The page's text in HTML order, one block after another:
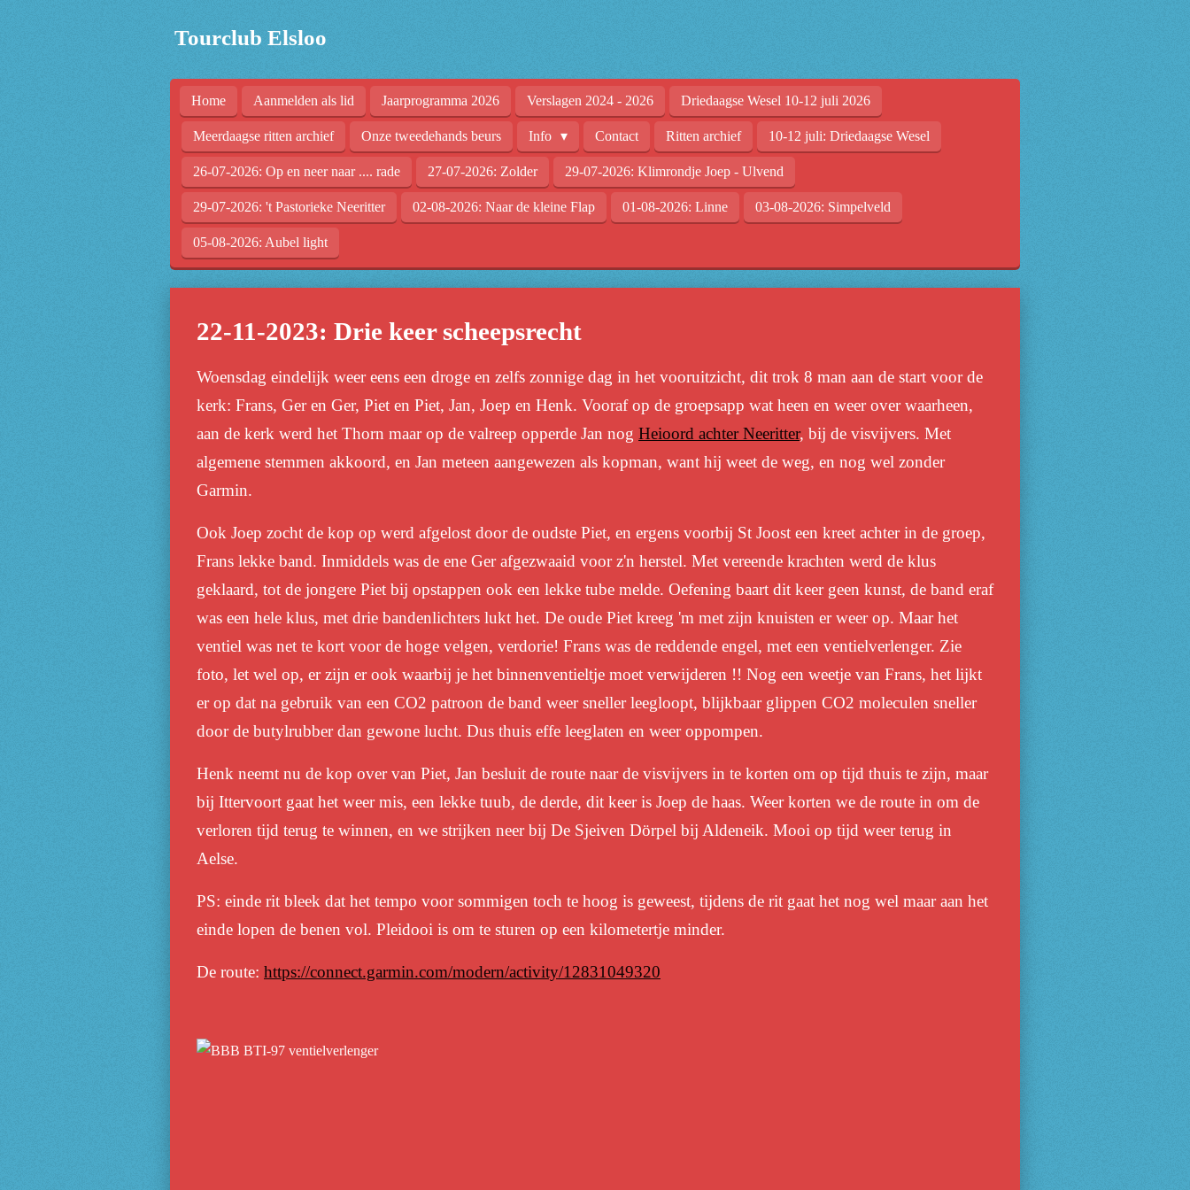
Tourclub Elsloo
Home Aanmelden als lid Jaarprogramma 2026 Verslagen 2024 - 2026 Driedaagse Wesel 10-12 juli 2026
Meerdaagse ritten archief Onze tweedehands beurs Info Contact Ritten archief 10-12 juli: Driedaagse Wesel
26-07-2026: Op en neer naar .... rade 27-07-2026: Zolder 29-07-2026: Klimrondje Joep - Ulvend
29-07-2026: 't Pastorieke Neeritter 02-08-2026: Naar de kleine Flap 01-08-2026: Linne 03-08-2026: Simpelveld
05-08-2026: Aubel light
22-11-2023: Drie keer scheepsrecht
Woensdag eindelijk weer eens een droge en zelfs zonnige dag in het vooruitzicht, dit trok 8 man aan de start voor de
kerk: Frans, Ger en Ger, Piet en Piet, Jan, Joep en Henk. Vooraf op de groepsapp wat heen en weer over waarheen,
aan de kerk werd het Thorn maar op de valreep opperde Jan nog Heioord achter Neeritter, bij de visvijvers. Met
algemene stemmen akkoord, en Jan meteen aangewezen als kopman, want hij weet de weg, en nog wel zonder
Garmin.
Ook Joep zocht de kop op werd afgelost door de oudste Piet, en ergens voorbij St Joost een kreet achter in de groep,
Frans lekke band. Inmiddels was de ene Ger afgezwaaid voor z'n herstel. Met vereende krachten werd de klus
geklaard, tot de jongere Piet bij opstappen ook een lekke tube melde. Oefening baart dit keer geen kunst, de band eraf
was een hele klus, met drie bandenlichters lukt het. De oude Piet kreeg 'm met zijn knuisten er weer op. Maar het
ventiel was net te kort voor de hoge velgen, verdorie! Frans was de reddende engel, met een ventielverlenger. Zie
foto, let wel op, er zijn er ook waarbij je het binnenventieltje moet verwijderen !! Nog een weetje van Frans, het lijkt
er op dat na gebruik van een CO2 patroon de band weer sneller leegloopt, blijkbaar glippen CO2 moleculen sneller
door de butylrubber dan gewone lucht. Dus thuis effe leeglaten en weer oppompen.
Henk neemt nu de kop over van Piet, Jan besluit de route naar de visvijvers in te korten om op tijd thuis te zijn, maar
bij Ittervoort gaat het weer mis, een lekke tuub, de derde, dit keer is Joep de haas. Weer korten we de route in om de
verloren tijd terug te winnen, en we strijken neer bij De Sjeiven Dörpel bij Aldeneik. Mooi op tijd weer terug in
Aelse.
PS: einde rit bleek dat het tempo voor sommigen toch te hoog is geweest, tijdens de rit gaat het nog wel maar aan het
einde lopen de benen vol. Pleidooi is om te sturen op een kilometertje minder.
De route: https://connect.garmin.com/modern/activity/12831049320